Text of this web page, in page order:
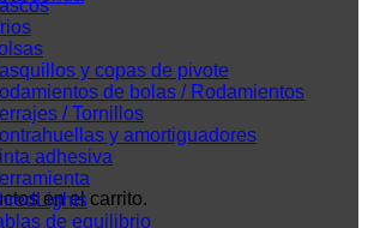
en el carrito.
y copas de pivote
de bolas / Rodamientos
/ Tornillos
y amortiguadores
adhesiva
de equilibrio